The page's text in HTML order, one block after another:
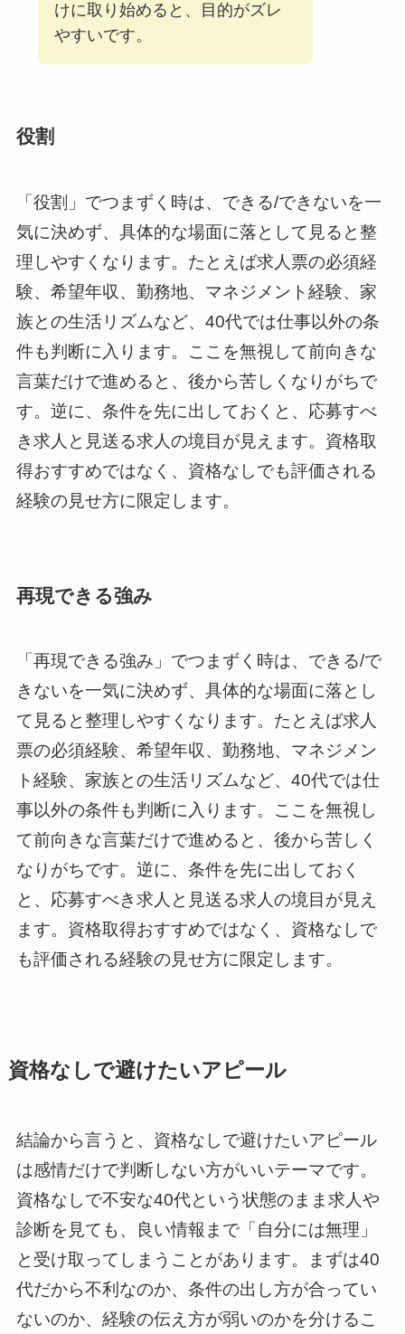
けに取り始めると、目的がズレ
やすいです。
役割
「役割」でつまずく時は、できる/できないを一
気に決めず、具体的な場面に落として見ると整
理しやすくなります。たとえば求人票の必須経
験、希望年収、勤務地、マネジメント経験、家
族との生活リズムなど、40代では仕事以外の条
件も判断に入ります。ここを無視して前向きな
言葉だけで進めると、後から苦しくなりがちで
す。逆に、条件を先に出しておくと、応募すべ
き求人と見送る求人の境目が見えます。資格取
得おすすめではなく、資格なしでも評価される
経験の見せ方に限定します。
再現できる強み
「再現できる強み」でつまずく時は、できる/で
きないを一気に決めず、具体的な場面に落とし
て見ると整理しやすくなります。たとえば求人
票の必須経験、希望年収、勤務地、マネジメン
ト経験、家族との生活リズムなど、40代では仕
事以外の条件も判断に入ります。ここを無視し
て前向きな言葉だけで進めると、後から苦しく
なりがちです。逆に、条件を先に出しておく
と、応募すべき求人と見送る求人の境目が見え
ます。資格取得おすすめではなく、資格なしで
も評価される経験の見せ方に限定します。
資格なしで避けたいアピール
結論から言うと、資格なしで避けたいアピール
は感情だけで判断しない方がいいテーマです。
資格なしで不安な40代という状態のまま求人や
診断を見ても、良い情報まで「自分には無理」
と受け取ってしまうことがあります。まずは40
代だから不利なのか、条件の出し方が合ってい
ないのか、経験の伝え方が弱いのかを分けるこ